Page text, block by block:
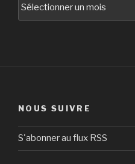
NOUS SUIVRE
S'abonner au flux RSS